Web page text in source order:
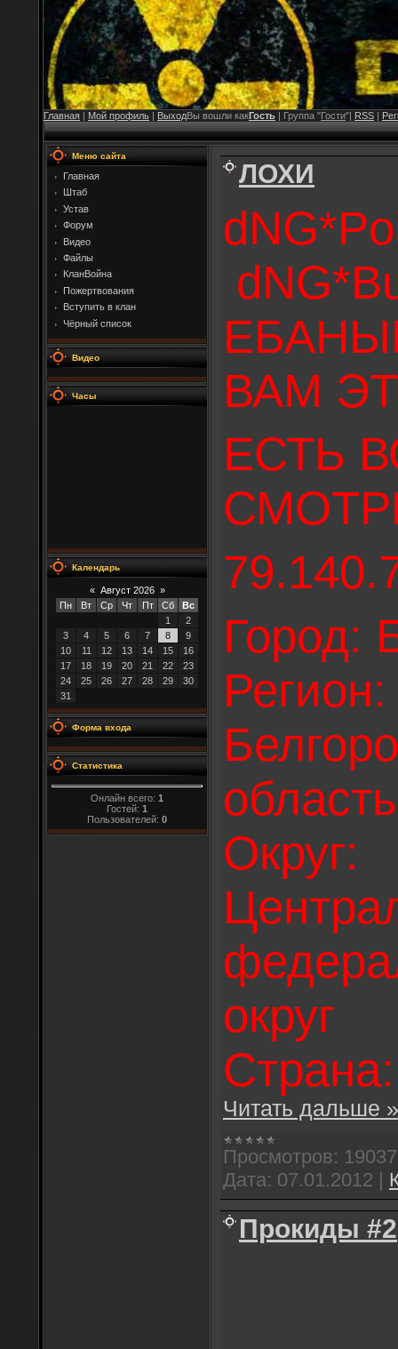
Главная|Мой профиль| ВыходВы вошли какГость| Группа "Гости"|RSS|
Меню сайта
Главная
Штаб
Устав
Форум
Видео
Файлы
КланВойна
Пожертвования
Вступить в клан
Чёрный список
Видео
Часы
Календарь
« Август 2026 »
Пн
Вт Ср Чт Пт Сб
Вс
1
2
3
4 5 6 7 8
9
10
11 12 13 14 15
16
17
18 19 20 21 22
23
24
25 26 27 28 29
30
31
Форма входа
Статистика
Онлайн всего: 1
Гостей: 1
Пользователей: 0
ЛОХИ
ВАМ
ЕСТЬ
Город:
Регион:
область
Округ:
округ
Читать дальше »
Просмотров: 19037
Дата: 07.01.2012
Прокиды #2